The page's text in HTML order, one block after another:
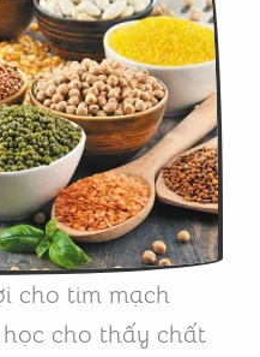
cho tim mạch
cho thấy chất